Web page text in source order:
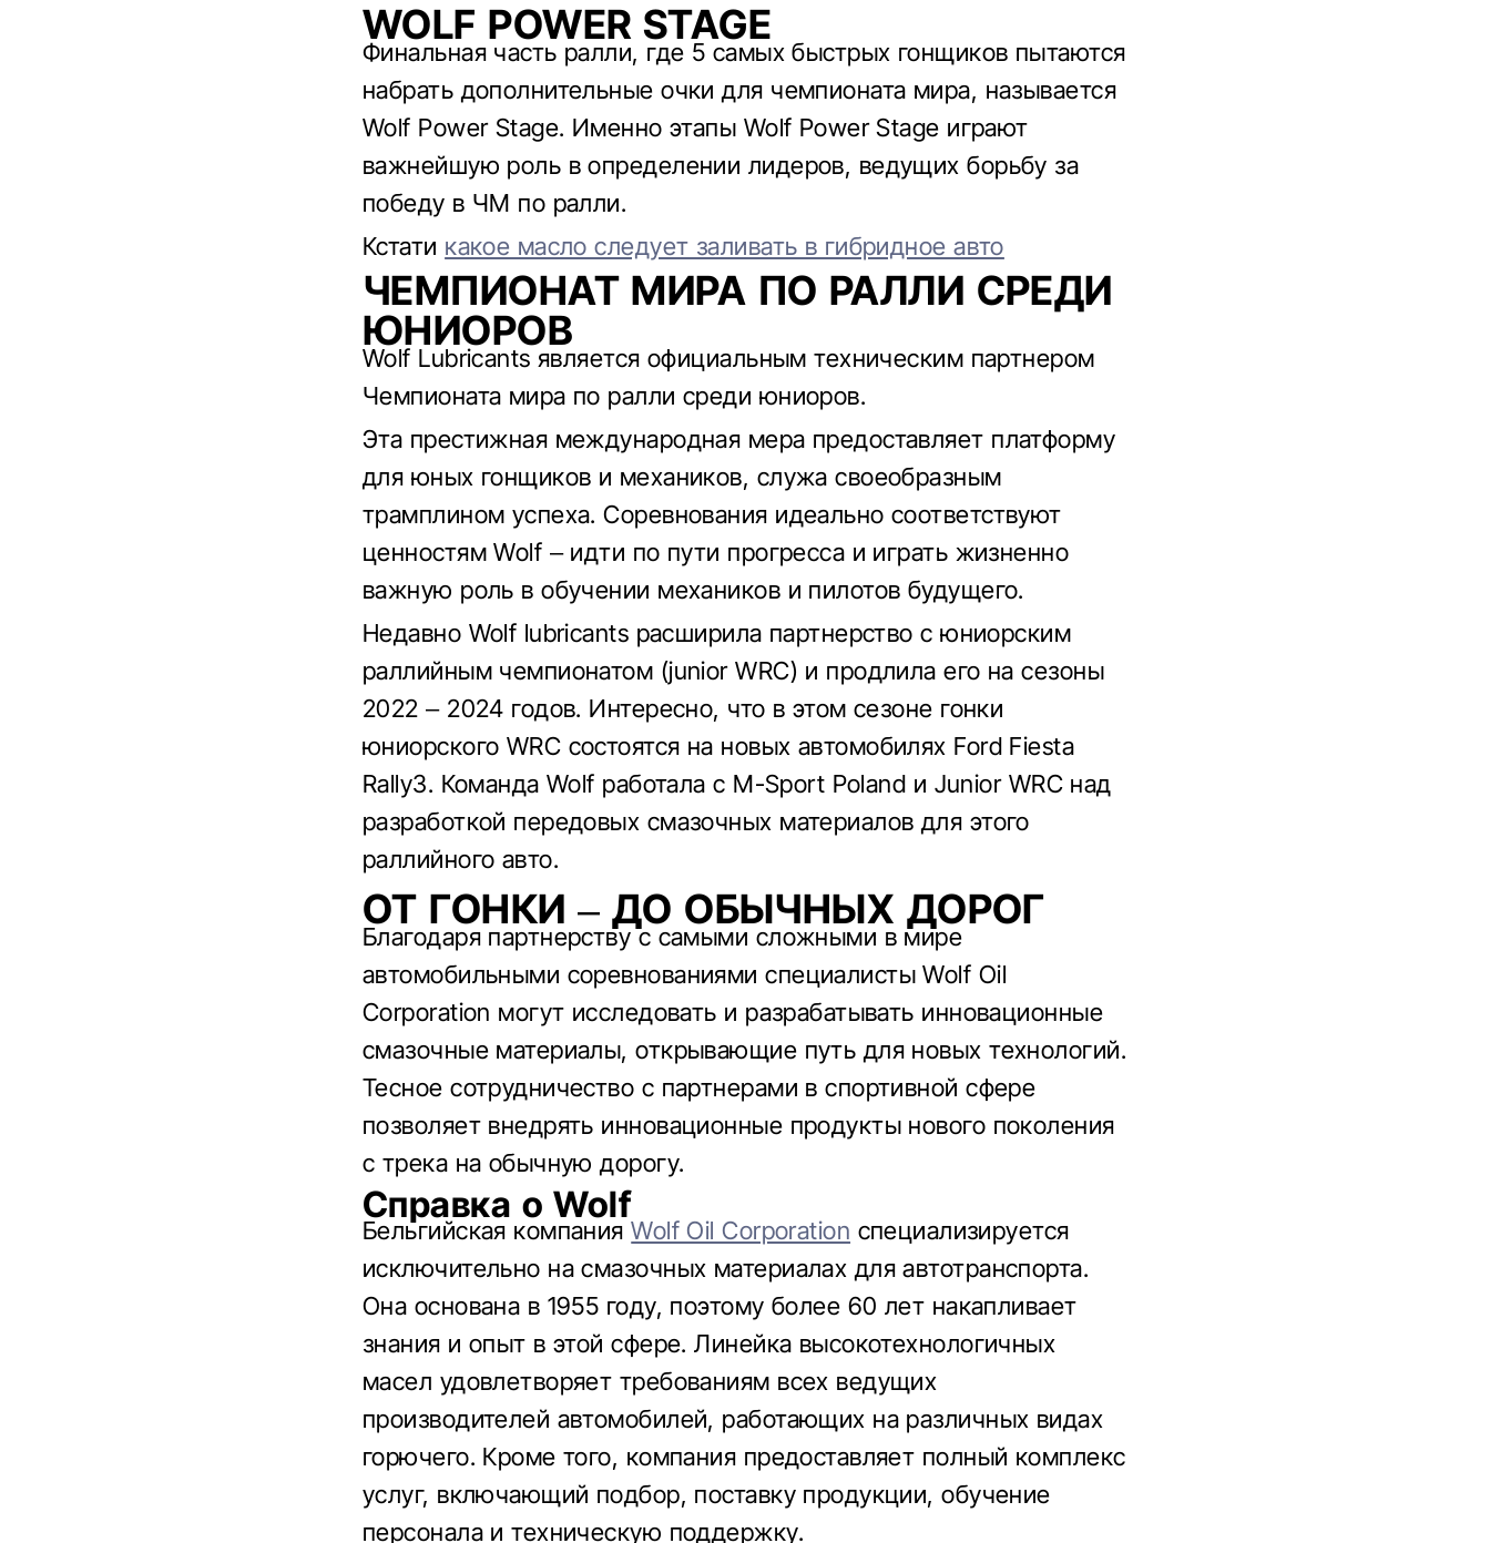
WOLF POWER STAGE
Финальная часть ралли, где 5 самых быстрых гонщиков пытаются
набрать дополнительные очки для чемпионата мира, называется
Wolf Power Stage. Именно этапы Wolf Power Stage играют
важнейшую роль в определении лидеров, ведущих борьбу за
победу в ЧМ по ралли.
Кстати какое масло следует заливать в гибридное авто
ЧЕМПИОНАТ МИРА ПО РАЛЛИ СРЕДИ
ЮНИОРОВ
Wolf Lubricants является официальным техническим партнером
Чемпионата мира по ралли среди юниоров.
Эта престижная международная мера предоставляет платформу
для юных гонщиков и механиков, служа своеобразным
трамплином успеха. Соревнования идеально соответствуют
ценностям Wolf – идти по пути прогресса и играть жизненно
важную роль в обучении механиков и пилотов будущего.
Недавно Wolf lubricants расширила партнерство с юниорским
раллийным чемпионатом (junior WRC) и продлила его на сезоны
2022 – 2024 годов. Интересно, что в этом сезоне гонки
юниорского WRC состоятся на новых автомобилях Ford Fiesta
Rally3. Команда Wolf работала с M-Sport Poland и Junior WRC над
разработкой передовых смазочных материалов для этого
раллийного авто.
ОТ ГОНКИ – ДО ОБЫЧНЫХ ДОРОГ
Благодаря партнерству с самыми сложными в мире
автомобильными соревнованиями специалисты Wolf Oil
Corporation могут исследовать и разрабатывать инновационные
смазочные материалы, открывающие путь для новых технологий.
Тесное сотрудничество с партнерами в спортивной сфере
позволяет внедрять инновационные продукты нового поколения
с трека на обычную дорогу.
Справка о Wolf
Бельгийская компанияWolf Oil Corporation специализируется
исключительно на смазочных материалах для автотранспорта.
Она основана в 1955 году, поэтому более 60 лет накапливает
знания и опыт в этой сфере. Линейка высокотехнологичных
масел удовлетворяет требованиям всех ведущих
производителей автомобилей, работающих на различных видах
горючего. Кроме того, компания предоставляет полный комплекс
услуг, включающий подбор, поставку продукции, обучение
персонала и техническую поддержку.